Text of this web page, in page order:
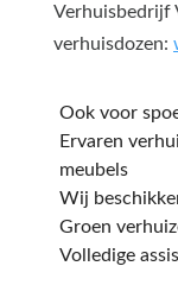
Verhuisbedrijf
verhuisdozen:
Ook voor
Ervaren
meubels
Wij
Groen
Volledige